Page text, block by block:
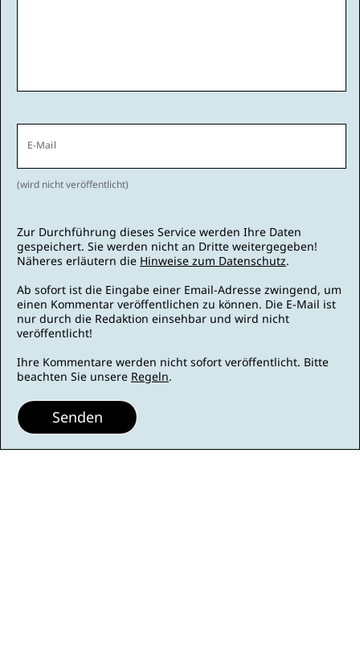
E-Mail
(wird nicht veröffentlicht)
Zur Durchführung dieses Service werden Ihre Daten
gespeichert. Sie werden nicht an Dritte weitergegeben!
Näheres erläutern die Hinweise zum Datenschutz.
Ab sofort ist die Eingabe einer Email-Adresse zwingend, um
einen Kommentar veröffentlichen zu können. Die E-Mail ist
nur durch die Redaktion einsehbar und wird nicht
veröffentlicht!
Ihre Kommentare werden nicht sofort veröffentlicht. Bitte
beachten Sie unsere Regeln.
Senden